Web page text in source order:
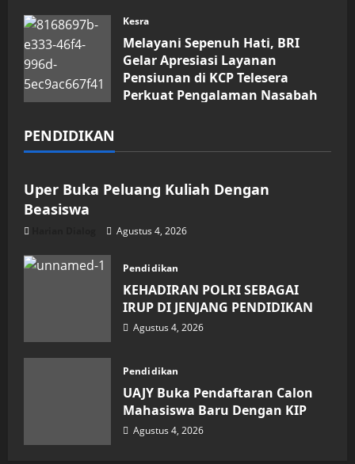
Kesra
Melayani Sepenuh Hati, BRI
Gelar Apresiasi Layanan
Pensiunan di KCP Telesera
Perkuat Pengalaman Nasabah
PENDIDIKAN
Pendidikan
Uper Buka Peluang Kuliah Dengan
Beasiswa
Agustus 4, 2026
Pendidikan
KEHADIRAN POLRI SEBAGAI
IRUP DI JENJANG PENDIDIKAN
Agustus 4, 2026
Pendidikan
UAJY Buka Pendaftaran Calon
Mahasiswa Baru Dengan KIP
Agustus 4, 2026